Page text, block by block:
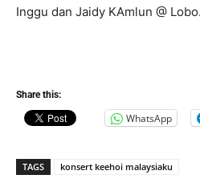
Inggu dan Jaidy KAmlun @
Share this:
WhatsApp
TAGS konsert keehoi malaysiaku